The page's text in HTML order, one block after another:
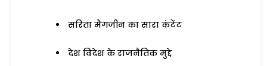
सरिता मैगजीन का सारा कंटेंट
देश विदेश के राजनैतिक मुद्दे